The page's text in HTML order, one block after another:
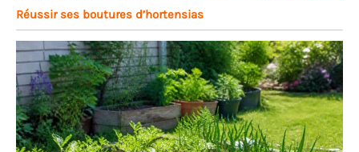
Réussir ses boutures d’hortensias